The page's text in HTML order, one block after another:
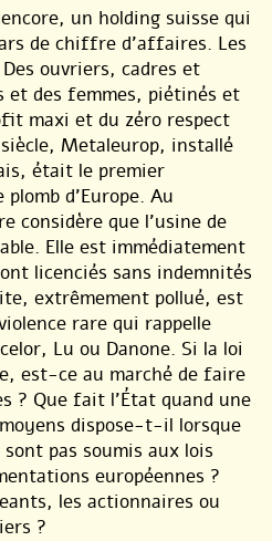
un holding suisse qui
de chiffre d’affaires. Les
ouvriers, cadres et
et des femmes, piétinés et
maxi et du zéro respect
Metaleurop, installé
était le premier
d’Europe. Au
considère que l’usine de
Elle est immédiatement
licenciés sans indemnités
extrêmement pollué, est
rare qui rappelle
Lu ou Danone. Si la loi
est-ce au marché de faire
? Que fait l’État quand une
dispose-t-il lorsque
pas soumis aux lois
européennes ?
les actionnaires ou
?